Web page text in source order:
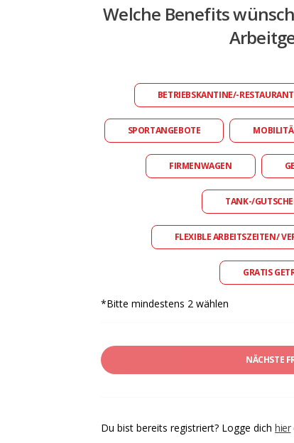
Welche Benefits
BETRIEBSKANTINE/-RESTAURANT
SPORTANGEBOTE
FIRMENWAGEN
TANK-/
FLEXIBLE ARBEITSZEITEN/
GRATIS
*Bitte mindestens 2 wählen
NÄCHSTE
Du bist bereits registriert? Logge dich hier